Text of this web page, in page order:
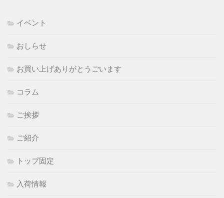
イベント
おしらせ
お買い上げありがとうごいます
コラム
ご挨拶
ご紹介
トップ固定
入荷情報